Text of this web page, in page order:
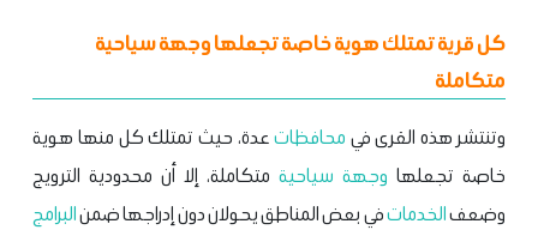
كل قرية تمتلك هوية خاصة تجعلها وجهة سياحية
متكاملة
وتنتشر هذه القرى في محافظاتعدة، حيث تمتلك كل منها هوية
خاصة تجعلها وجهة سياحية متكاملة، إلا أن محدودية الترويج
وضعفالخدماتفي بعض المناطق يحولان دون إدراجها ضمنالبرامج